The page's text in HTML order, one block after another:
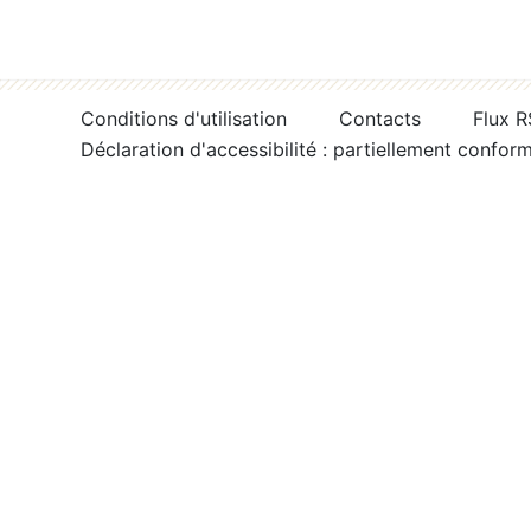
Conditions d'utilisation Contacts
Flux
Déclaration d'accessibilité : partiellement